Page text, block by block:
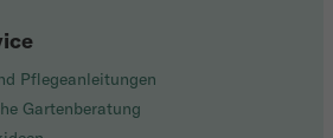
Pflegeanleitungen
Gartenberatung